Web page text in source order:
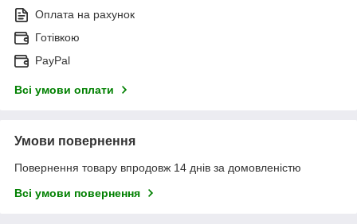
Оплата на рахунок
Готівкою
PayPal
Всі умови оплати
Умови повернення
Повернення товару впродовж 14 днів за домовленістю
Всі умови повернення